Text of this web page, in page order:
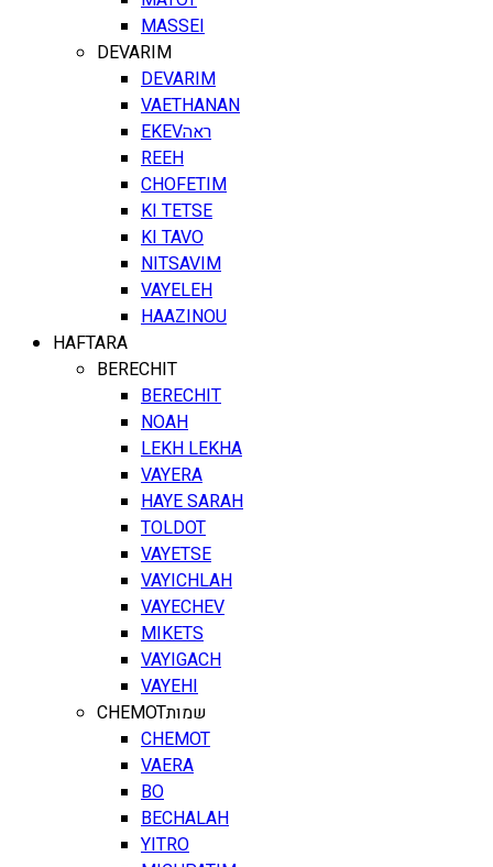
MASSEI
DEVARIM
DEVARIM
VAETHANAN
EKEVראה
REEH
CHOFETIM
KI TETSE
KI TAVO
NITSAVIM
VAYELEH
HAAZINOU
HAFTARA
BERECHIT
BERECHIT
NOAH
LEKH LEKHA
VAYERA
HAYE SARAH
TOLDOT
VAYETSE
VAYICHLAH
VAYECHEV
MIKETS
VAYIGACH
VAYEHI
CHEMOTשמות
CHEMOT
VAERA
BO
BECHALAH
YITRO